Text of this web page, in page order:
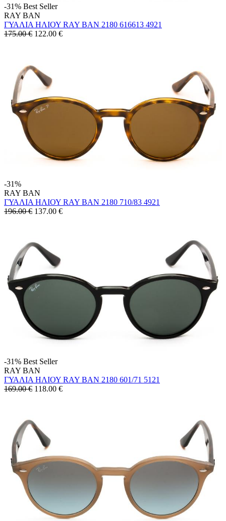
-31% Best Seller
RAY BAN
ΓΥΑΛΙΑ ΗΛΙΟΥ RAY BAN 2180 616613 4921
175.00 € 122.00 €
-31%
RAY BAN
ΓΥΑΛΙΑ ΗΛΙΟΥ RAY BAN 2180 710/83 4921
196.00 € 137.00 €
-31% Best Seller
RAY BAN
ΓΥΑΛΙΑ ΗΛΙΟΥ RAY BAN 2180 601/71 5121
169.00 € 118.00 €